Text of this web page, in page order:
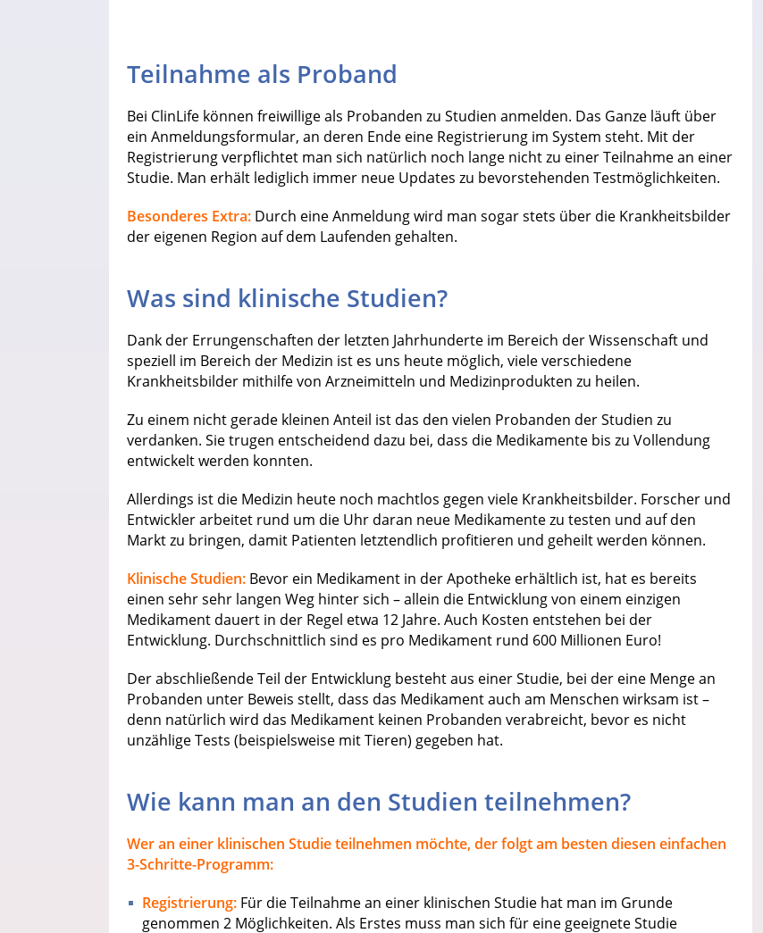
Teilnahme als Proband
Bei ClinLife können freiwillige als Probanden zu Studien anmelden. Das Ganze läuft über
ein Anmeldungsformular, an deren Ende eine Registrierung im System steht. Mit der
Registrierung verpflichtet man sich natürlich noch lange nicht zu einer Teilnahme an einer
Studie. Man erhält lediglich immer neue Updates zu bevorstehenden Testmöglichkeiten.
Besonderes Extra: Durch eine Anmeldung wird man sogar stets über die Krankheitsbilder
der eigenen Region auf dem Laufenden gehalten.
Was sind klinische Studien?
Dank der Errungenschaften der letzten Jahrhunderte im Bereich der Wissenschaft und
speziell im Bereich der Medizin ist es uns heute möglich, viele verschiedene
Krankheitsbilder mithilfe von Arzneimitteln und Medizinprodukten zu heilen.
Zu einem nicht gerade kleinen Anteil ist das den vielen Probanden der Studien zu
verdanken. Sie trugen entscheidend dazu bei, dass die Medikamente bis zu Vollendung
entwickelt werden konnten.
Allerdings ist die Medizin heute noch machtlos gegen viele Krankheitsbilder. Forscher und
Entwickler arbeitet rund um die Uhr daran neue Medikamente zu testen und auf den
Markt zu bringen, damit Patienten letztendlich profitieren und geheilt werden können.
Klinische Studien: Bevor ein Medikament in der Apotheke erhältlich ist, hat es bereits
einen sehr sehr langen Weg hinter sich – allein die Entwicklung von einem einzigen
Medikament dauert in der Regel etwa 12 Jahre. Auch Kosten entstehen bei der
Entwicklung. Durchschnittlich sind es pro Medikament rund 600 Millionen Euro!
Der abschließende Teil der Entwicklung besteht aus einer Studie, bei der eine Menge an
Probanden unter Beweis stellt, dass das Medikament auch am Menschen wirksam ist –
denn natürlich wird das Medikament keinen Probanden verabreicht, bevor es nicht
unzählige Tests (beispielsweise mit Tieren) gegeben hat.
Wie kann man an den Studien teilnehmen?
Wer an einer klinischen Studie teilnehmen möchte, der folgt am besten diesen einfachen
3-Schritte-Programm:
Registrierung: Für die Teilnahme an einer klinischen Studie hat man im Grunde
genommen 2 Möglichkeiten. Als Erstes muss man sich für eine geeignete Studie
Bezahlte Umfragen - Die besten Anbieter
I❶I Schnell Geld verdienen: 20 seriöse
Produkttester werden und Geld